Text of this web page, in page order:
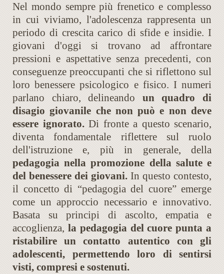
Nel mondo sempre più frenetico e complesso
in cui viviamo, l'adolescenza rappresenta un
periodo di crescita carico di sfide e insidie. I
giovani d'oggi si trovano ad affrontare
pressioni e aspettative senza precedenti, con
conseguenze preoccupanti che si riflettono sul
loro benessere psicologico e fisico. I numeri
parlano chiaro, delineando un quadro di
disagio giovanile che non può e non deve
essere ignorato.Di fronte a questo scenario,
diventa fondamentale riflettere sul ruolo
dell'istruzione e, più in generale, della
pedagogia nella promozione della salute e
del benessere dei giovani. In questo contesto,
il concetto di “pedagogia del cuore” emerge
come un approccio necessario e innovativo.
Basata su principi di ascolto, empatia e
accoglienza, la pedagogia del cuore punta a
ristabilire un contatto autentico con gli
adolescenti, permettendo loro di sentirsi
visti, compresi e sostenuti.